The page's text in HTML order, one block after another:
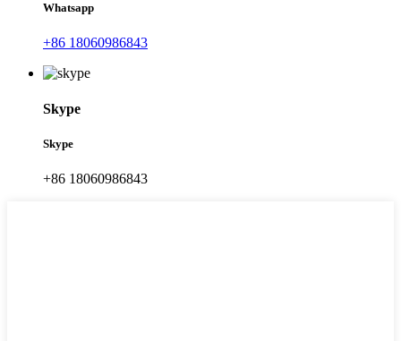
Whatsapp
+86 18060986843
Skype
Skype
+86 18060986843